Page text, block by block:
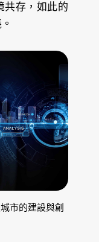
共存，如此的
市的建設與創